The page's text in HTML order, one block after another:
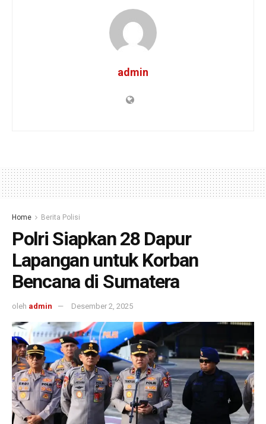
admin
Home Berita Polisi
Polri Siapkan 28 Dapur
Lapangan untuk Korban
Bencana di Sumatera
oleh admin Desember 2, 2025